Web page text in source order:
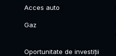
Acces auto
Gaz
Oportunitate de investiții